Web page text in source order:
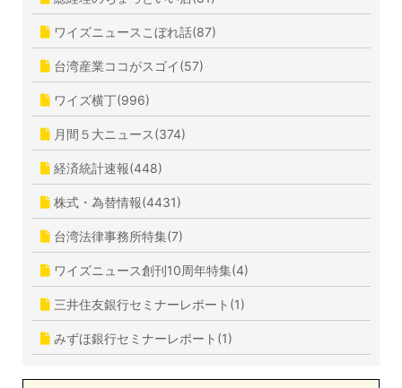
ワイズニュースこぼれ話(87)
台湾産業ココがスゴイ(57)
ワイズ横丁(996)
月間５大ニュース(374)
経済統計速報(448)
株式・為替情報(4431)
台湾法律事務所特集(7)
ワイズニュース創刊10周年特集(4)
三井住友銀行セミナーレポート(1)
みずほ銀行セミナーレポート(1)